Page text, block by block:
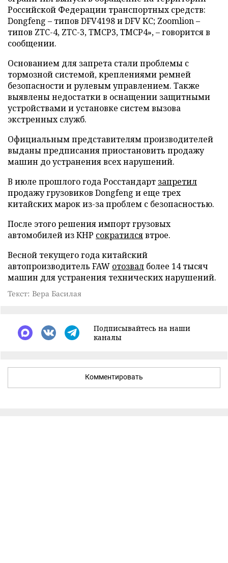
Российской Федерации транспортных средств:
Dongfeng – типов DFV4198 и DFV KC; Zoomlion –
типов ZTC-4, ZTC-3, TMCP3, TMCP4», – говорится в
сообщении.
Основанием для запрета стали проблемы с
тормозной системой, креплениями ремней
безопасности и рулевым управлением. Также
выявлены недостатки в оснащении защитными
устройствами и установке систем вызова
экстренных служб.
Официальным представителям производителей
выданы предписания приостановить продажу
машин до устранения всех нарушений.
В июле прошлого года Росстандарт запретил
продажу грузовиков Dongfeng и еще трех
китайских марок из-за проблем с безопасностью.
После этого решения импорт грузовых
автомобилей из КНР сократилсявтрое.
Весной текущего года китайский
автопроизводитель FAW отозвал более 14 тысяч
машин для устранения технических нарушений.
Текст: Вера Басилая
Подписывайтесь на наши
каналы
Комментировать